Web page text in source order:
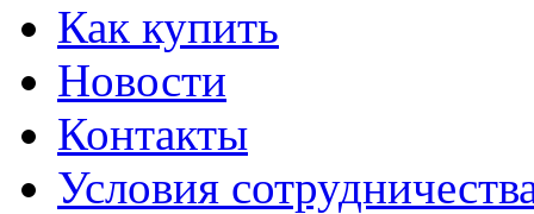
Как купить
Новости
Контакты
Условия